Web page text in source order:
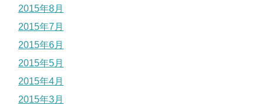
2015年8月
2015年7月
2015年6月
2015年5月
2015年4月
2015年3月